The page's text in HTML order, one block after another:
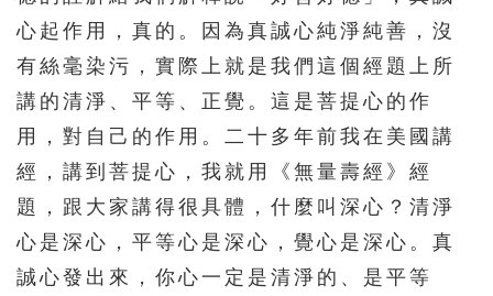
441 442 443 444 445
446 447 448 449 450
451 452 453 454 455
456 457 458 459 460
466 467 468 469 470
心起作用，真的。因為真誠心純淨純善，沒
有絲毫染污，實際上就是我們這個經題上所
講的清淨、平等、正覺。這是菩提心的作
用，對自己的作用。二十多年前我在美國講
經，講到菩提心，我就用《無量壽經》經
題，跟大家講得很具體，什麼叫深心？清淨
心是深心，平等心是深心，覺心是深心。真
誠心發出來，你心一定是清淨的、是平等